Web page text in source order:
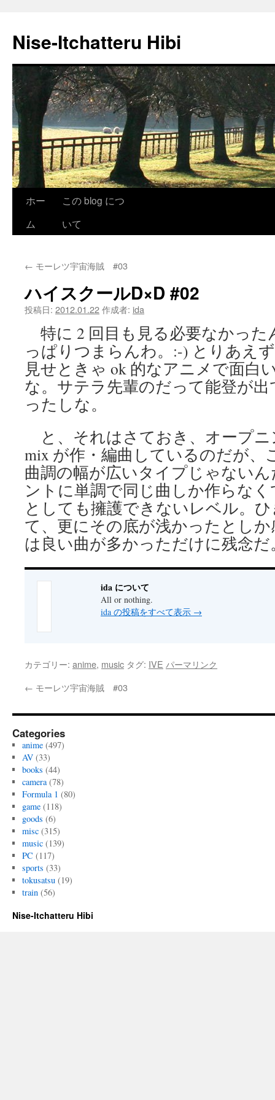
Nise-Itchatteru Hibi
ン
へ
ッ
ホー
ム
この blog につ
いて
← モーレツ宇宙海賊 #03
ハイスクールD×D #02
投稿日: 2012.01.22作成者: ida
特に 2 回目も見る必要なかった
っぱりつまらんわ。:-) とりあえ
見せときゃ ok 的なアニメで面白
な。サテラ先輩のだって能登が
ったしな。
と、それはさておき、オープニ
mix が作・編曲しているのだが、
曲調の幅が広いタイプじゃない
ントに単調で同じ曲しか作らな
としても擁護できないレベル。
て、更にその底が浅かったとし
は良い曲が多かっただけに残念だ
ida について
All or nothing.
ida の投稿をすべて表示 →
カテゴリー: anime, music タグ: IVE パーマリンク
← モーレツ宇宙海賊 #03
Categories
anime(497)
AV(33)
books (44)
camera(78)
Formula 1 (80)
game(118)
goods (6)
misc(315)
music(139)
PC (117)
sports (33)
tokusatsu(19)
train(56)
Nise-Itchatteru Hibi